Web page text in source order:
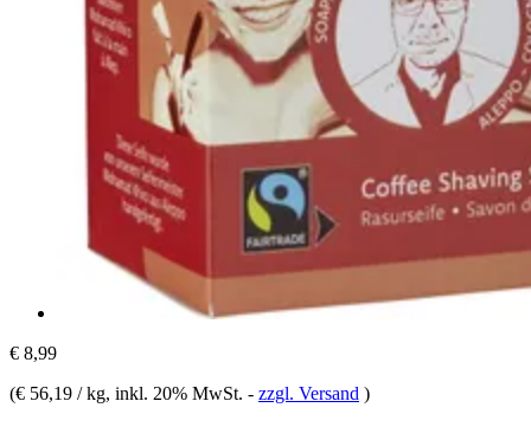
€ 8,99
(€ 56,19 / kg, inkl. 20% MwSt. - zzgl. Versand )